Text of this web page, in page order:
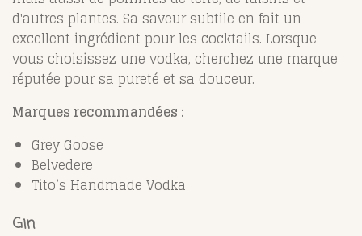
d'autres plantes. Sa saveur subtile en fait un
excellent ingrédient pour les cocktails. Lorsque
vous choisissez une vodka, cherchez une marque
réputée pour sa pureté et sa douceur.
Marques recommandées :
Grey Goose
Belvedere
Tito’s Handmade Vodka
Gin